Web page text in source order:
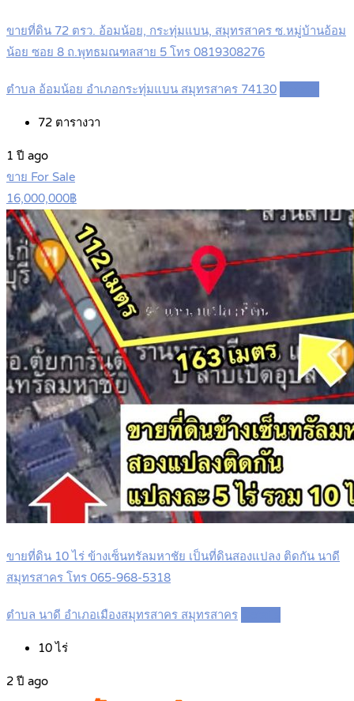
ขายที่ดิน 72 ตรว. อ้อมน้อย, กระทุ่มแบน, สมุทรสาคร ซ.หมู่บ้านอ้อม
น้อย ซอย 8 ถ.พุทธมณฑลสาย 5 โทร 0819308276
ตำบล อ้อมน้อย อำเภอกระทุ่มแบน สมุทรสาคร 74130
72 ตารางวา
1 ปี ago
ขาย For Sale
16,000,000฿
ขายที่ดิน 10 ไร่ ข้างเซ็นทรัลมหาชัย เป็นที่ดินสองแปลง ติดกัน นาดี
สมุทรสาคร โทร 065-968-5318
ตำบล นาดี อำเภอเมืองสมุทรสาคร สมุทรสาคร
10ไร่
2 ปี ago